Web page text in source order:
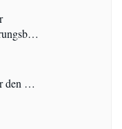
den …